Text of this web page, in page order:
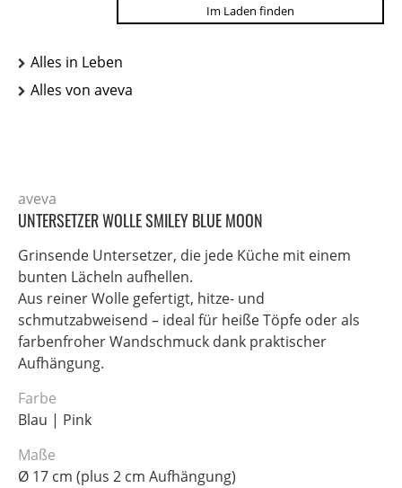
Im Laden finden
Alles in Leben
Alles von aveva
aveva
UNTERSETZER WOLLE SMILEY BLUE MOON
Grinsende Untersetzer, die jede Küche mit einem
bunten Lächeln aufhellen.
Aus reiner Wolle gefertigt, hitze- und
schmutzabweisend – ideal für heiße Töpfe oder als
farbenfroher Wandschmuck dank praktischer
Aufhängung.
Farbe
Blau | Pink
Maße
Ø 17 cm (plus 2 cm Aufhängung)